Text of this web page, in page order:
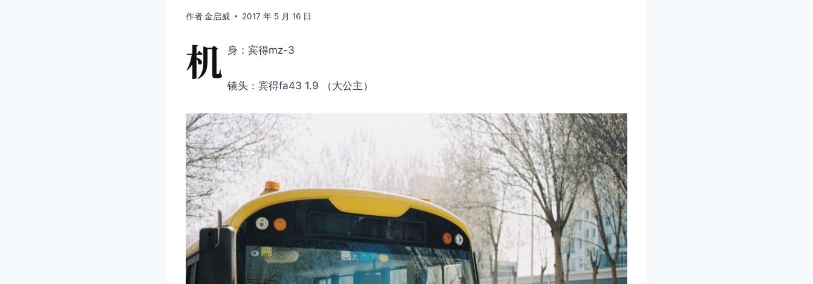
作者金启威 2017 年 5 月 16 日
机 身：宾得mz-3
镜头：宾得fa43 1.9 （大公主）